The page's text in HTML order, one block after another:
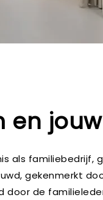
en jouw
als familiebedrijf,
gekenmerkt
de